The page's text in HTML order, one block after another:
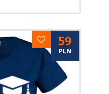
59
PLN